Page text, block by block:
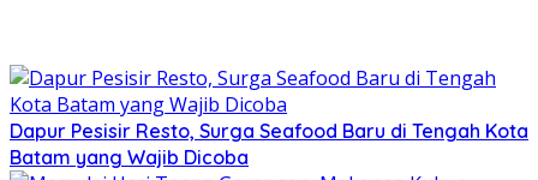
Dapur Pesisir Resto, Surga Seafood Baru di Tengah Kota
Batam yang Wajib Dicoba